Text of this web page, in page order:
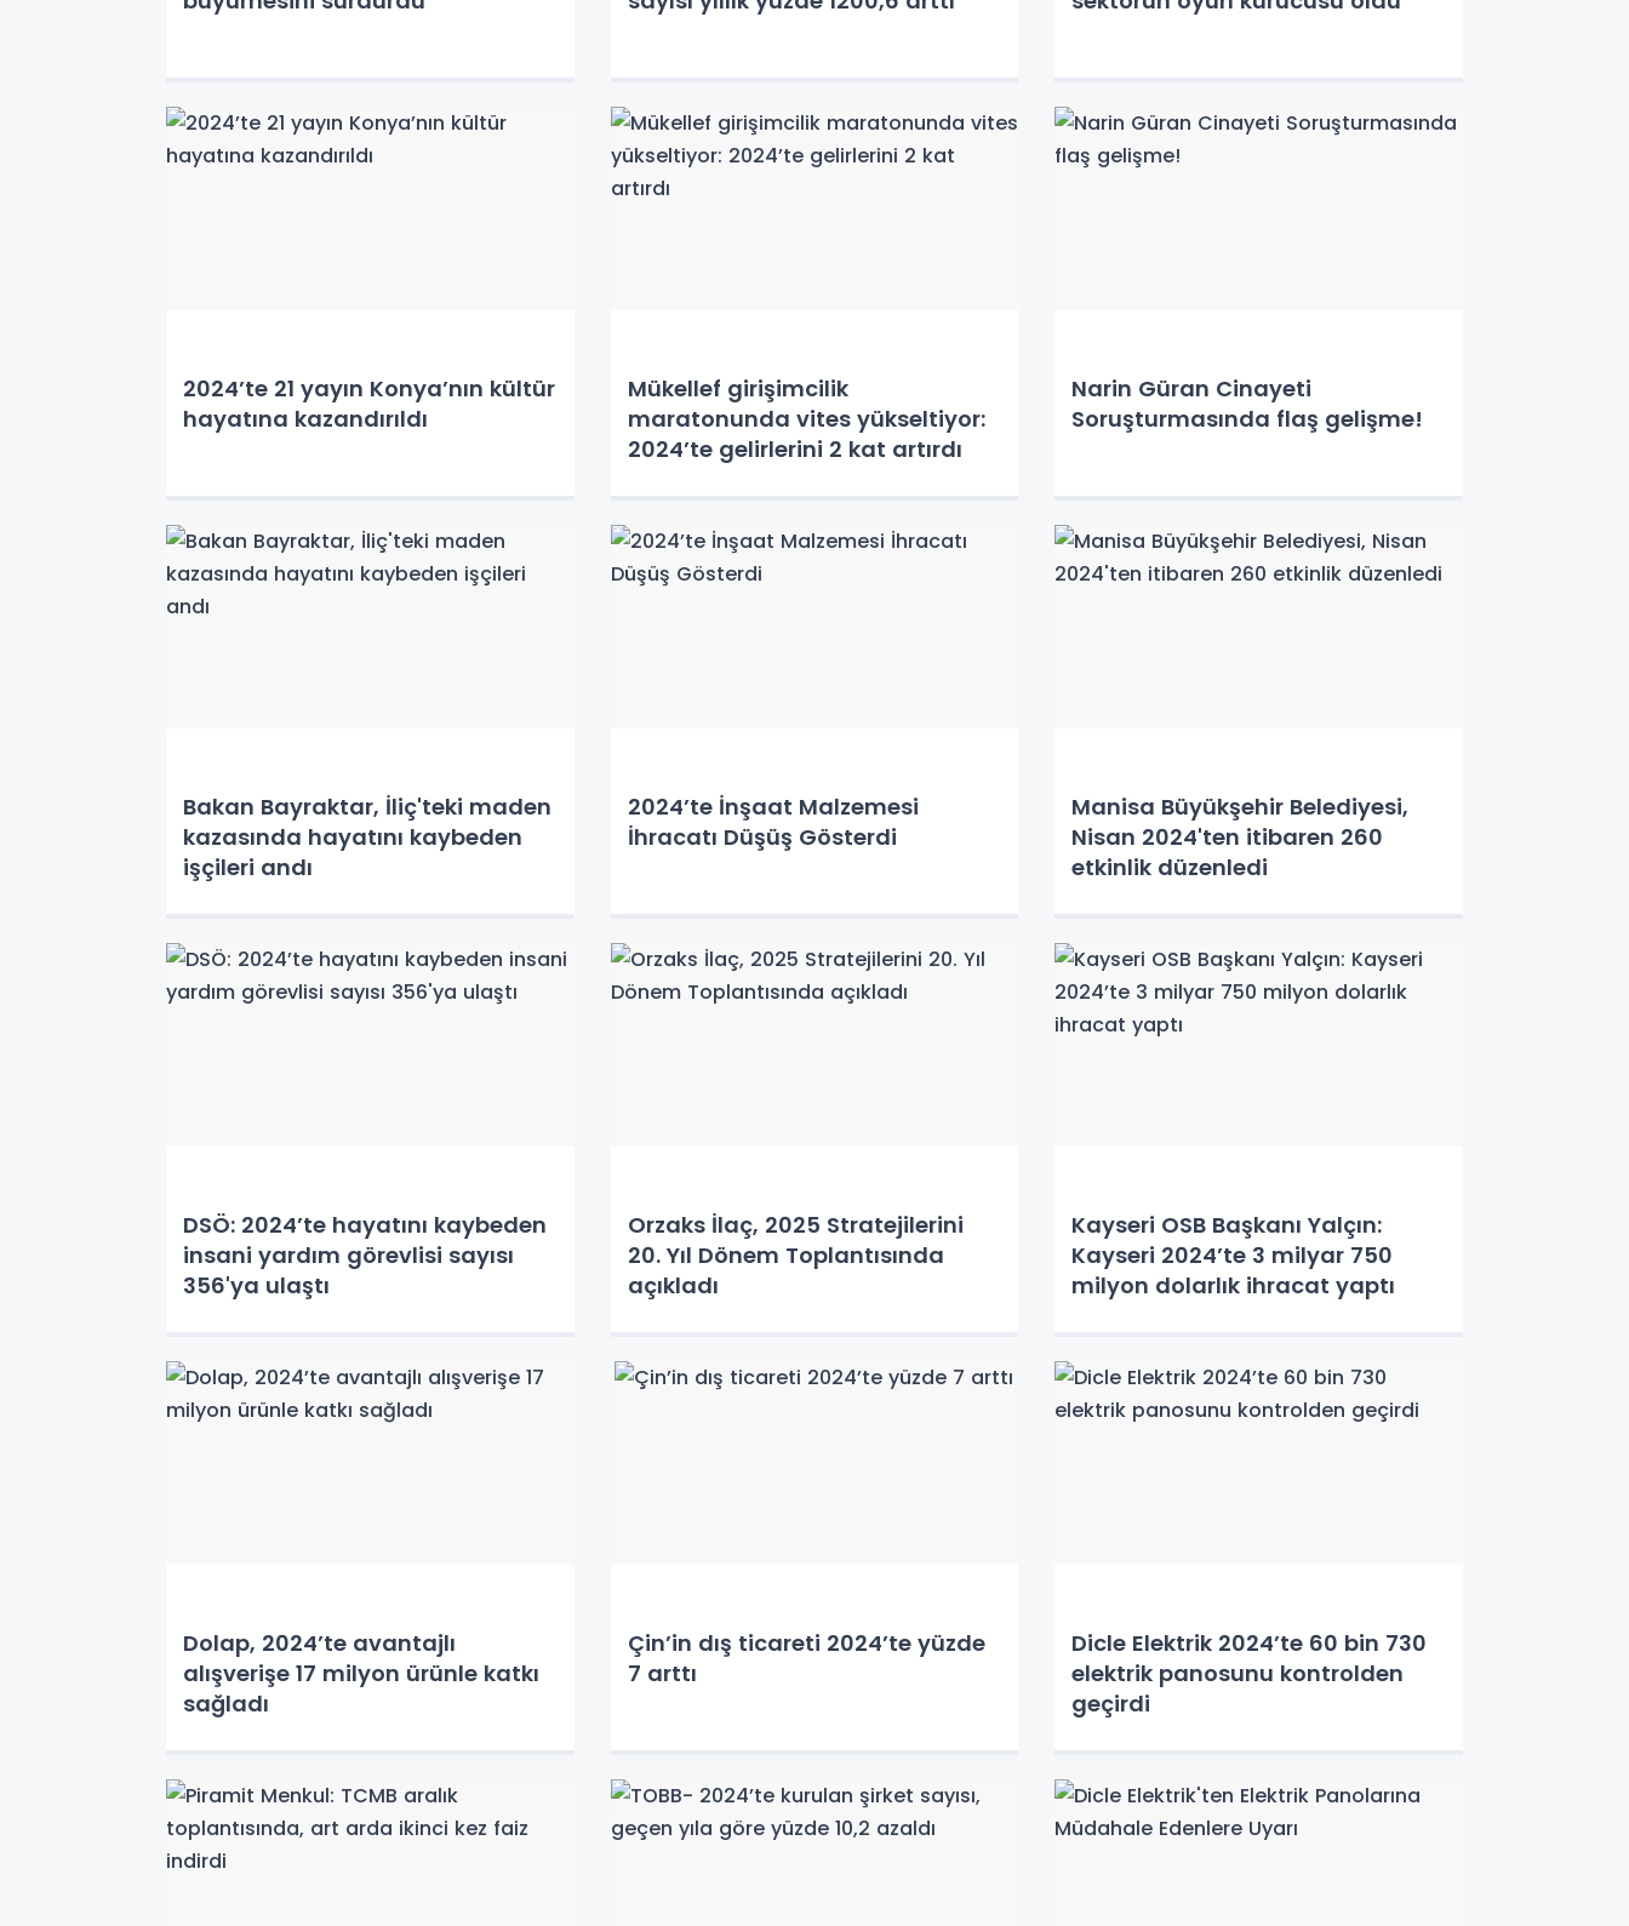
2024’te 21 yayın Konya’nın kültür
hayatına kazandırıldı
Mükellef girişimcilik
maratonunda vites yükseltiyor:
2024’te gelirlerini 2 kat artırdı
Narin Güran Cinayeti
Soruşturmasında flaş gelişme!
Bakan Bayraktar, İliç'teki maden
kazasında hayatını kaybeden
işçileri andı
2024’te İnşaat Malzemesi
İhracatı Düşüş Gösterdi
Manisa Büyükşehir Belediyesi,
Nisan 2024'ten itibaren 260
etkinlik düzenledi
DSÖ: 2024’te hayatını kaybeden
insani yardım görevlisi sayısı
356'ya ulaştı
Orzaks İlaç, 2025 Stratejilerini
20. Yıl Dönem Toplantısında
açıkladı
Kayseri OSB Başkanı Yalçın:
Kayseri 2024’te 3 milyar 750
milyon dolarlık ihracat yaptı
Dolap, 2024’te avantajlı
alışverişe 17 milyon ürünle katkı
sağladı
Çin’in dış ticareti 2024’te yüzde
7 arttı
Dicle Elektrik 2024’te 60 bin 730
elektrik panosunu kontrolden
geçirdi